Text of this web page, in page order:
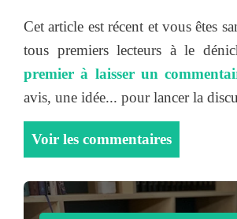
Cet article est récent et vous êtes
tous premiers lecteurs à le
premier à laisser un
avis, une idée... pour lancer la
Voir les commentaires